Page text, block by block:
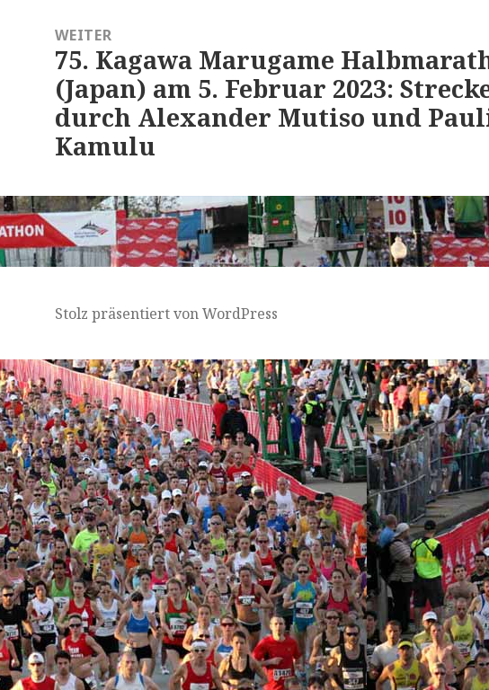
WEITER
Nächster
Beitrag:
75. Kagawa Marugame
(Japan) am 5. Februar 2023:
durch Alexander Mutiso und
Kamulu
Stolz präsentiert von WordPress